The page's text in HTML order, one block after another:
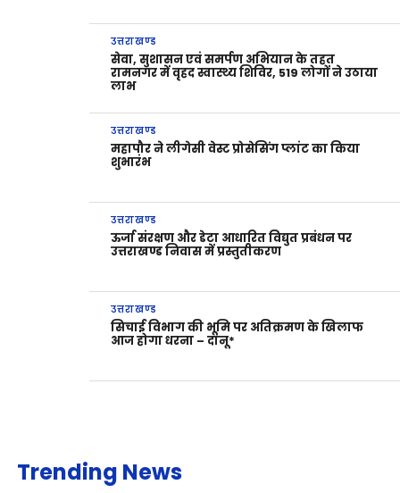
उत्तराखण्ड
सेवा, सुशासन एवं समर्पण अभियान के तहत
रामनगर में वृहद स्वास्थ्य शिविर, 519 लोगों ने उठाया
लाभ
उत्तराखण्ड
महापौर ने लीगेसी वेस्ट प्रोसेसिंग प्लांट का किया
शुभारंभ
उत्तराखण्ड
ऊर्जा संरक्षण और डेटा आधारित विद्युत प्रबंधन पर
उत्तराखण्ड निवास में प्रस्तुतीकरण
उत्तराखण्ड
सिचाई विभाग की भूमि पर अतिक्रमण के खिलाफ
आज होगा धरना – दानू*
Trending News